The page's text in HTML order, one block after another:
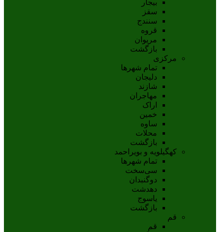
بيجار
سقز
سنندج
قروه
مريوان
بازگشت
مرکزی
تمام شهر‌ها
دلیجان
شازند
مهاجران
اراک
خمين
ساوه
محلات
بازگشت
کهگیلویه و بویراحمد
تمام شهر‌ها
سی‌سخت
دوگنبدان
دهدشت
ياسوج
بازگشت
قم
قم